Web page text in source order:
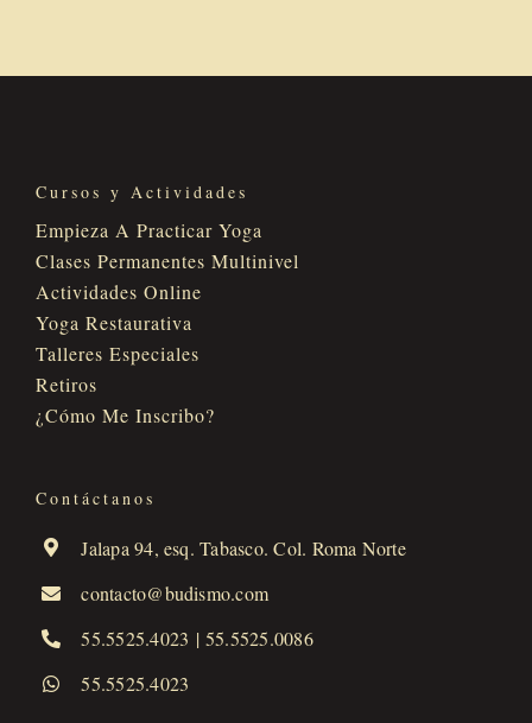
Cursos y Actividades
Empieza A Practicar Yoga
Clases Permanentes Multinivel
Actividades Online
Yoga Restaurativa
Talleres Especiales
Retiros
¿Cómo Me Inscribo?
Contáctanos
Jalapa 94, esq. Tabasco. Col. Roma Norte
contacto@budismo.com
55.5525.4023 | 55.5525.0086
55.5525.4023